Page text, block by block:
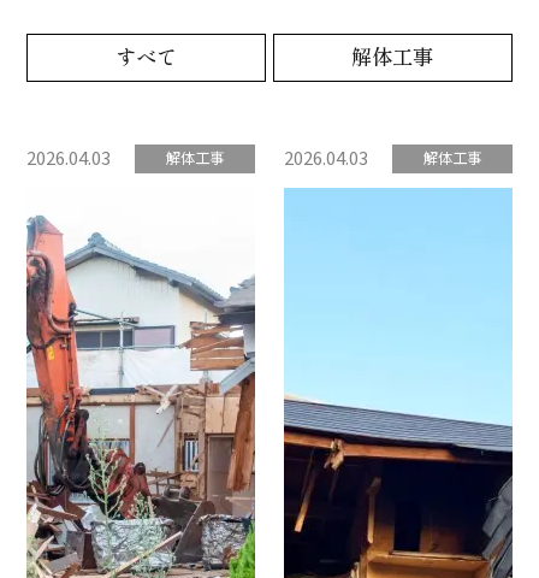
すべて 解体工事
2026.04.03 解体工事 2026.04.03 解体工事